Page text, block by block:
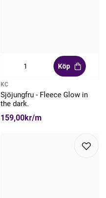
Köp
KC
Sjöjungfru - Fleece Glow in
the dark.
159,00kr/m